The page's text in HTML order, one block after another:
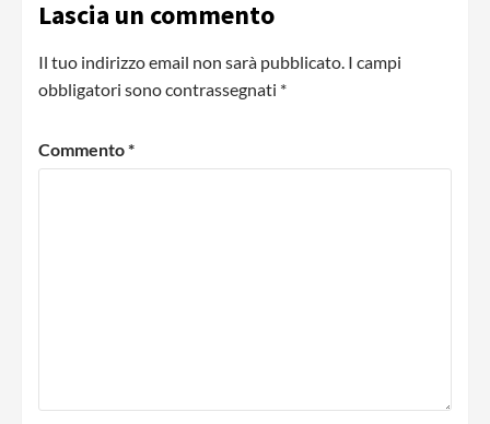
Lascia un commento
Il tuo indirizzo email non sarà pubblicato. I campi
obbligatori sono contrassegnati *
Commento*